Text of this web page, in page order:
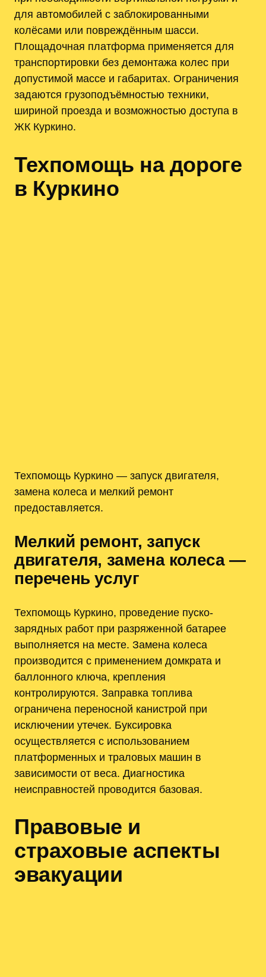
для автомобилей с заблокированными
колёсами или повреждённым шасси.
Площадочная платформа применяется для
транспортировки без демонтажа колес при
допустимой массе и габаритах. Ограничения
задаются грузоподъёмностью техники,
шириной проезда и возможностью доступа в
ЖК Куркино.
Техпомощь на дороге
в Куркино
Техпомощь Куркино — запуск двигателя,
замена колеса и мелкий ремонт
предоставляется.
Мелкий ремонт, запуск
двигателя, замена колеса —
перечень услуг
Техпомощь Куркино, проведение пуско-
зарядных работ при разряженной батарее
выполняется на месте. Замена колеса
производится с применением домкрата и
баллонного ключа, крепления
контролируются. Заправка топлива
ограничена переносной канистрой при
исключении утечек. Буксировка
осуществляется с использованием
платформенных и траловых машин в
зависимости от веса. Диагностика
неисправностей проводится базовая.
Правовые и
страховые аспекты
эвакуации